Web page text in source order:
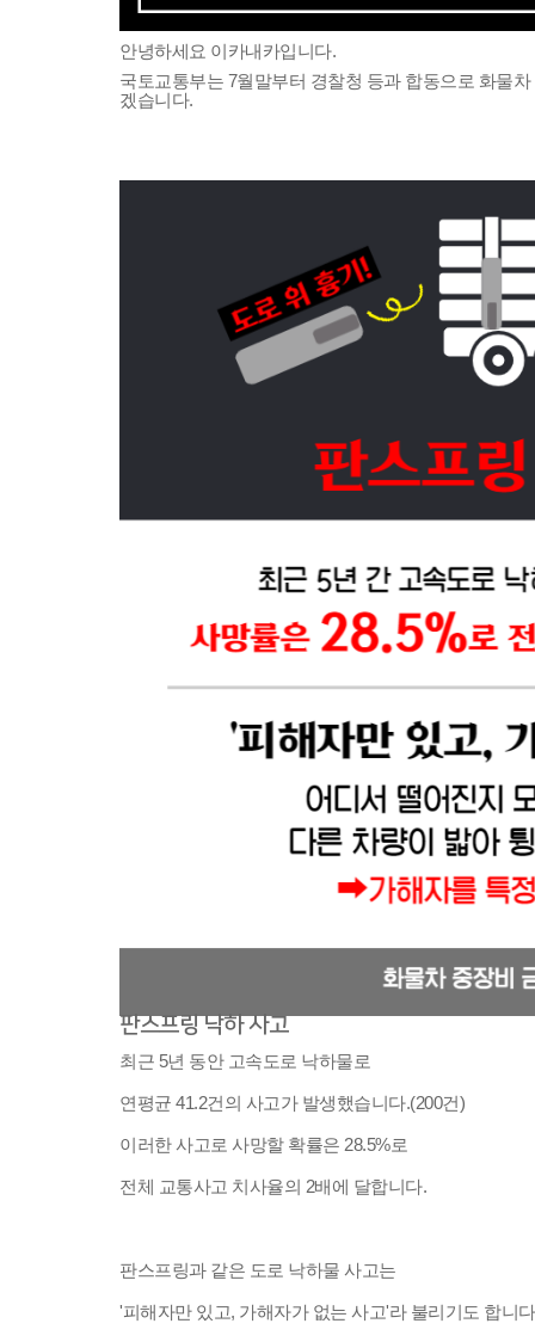
안녕하세요 이카내카입니다.
국토교통부는 7월말부터 경찰청 등과 합동으로 화물
겠습니다.
판스프링 낙하 사고
최근 5년 동안 고속도로 낙하물로
연평균 41.2건의 사고가 발생했습니다.(200건)
이러한 사고로 사망할 확률은 28.5%로
전체 교통사고 치사율의 2배에 달합니다.
판스프링과 같은 도로 낙하물 사고는
'피해자만 있고, 가해자가 없는 사고'라 불리기도 합니